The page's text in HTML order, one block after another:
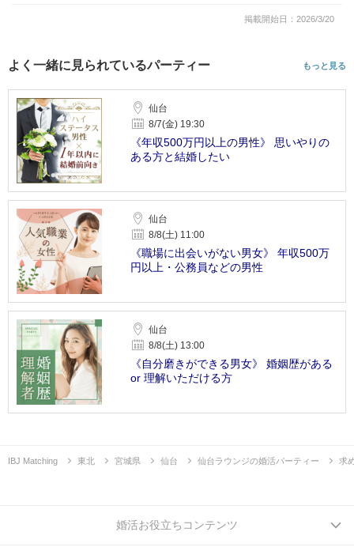
掲載開始日：2026/3/20
よく一緒に見られているパーティー もっと見る
仙台
8/7(金) 19:30
《年収500万円以上の男性》 思いやりの
ある方と結婚したい
仙台
8/8(土) 11:00
《職場に出会いがない男女》 年収500万
円以上・公務員などの男性
仙台
8/8(土) 13:00
《自分磨きができる男女》 婚姻歴がある
or 理解いただける方
IBJ Matching 東北 宮城県 仙台 仙台ラウンジの婚活パーティー 求
婚活お役立ちコンテンツ